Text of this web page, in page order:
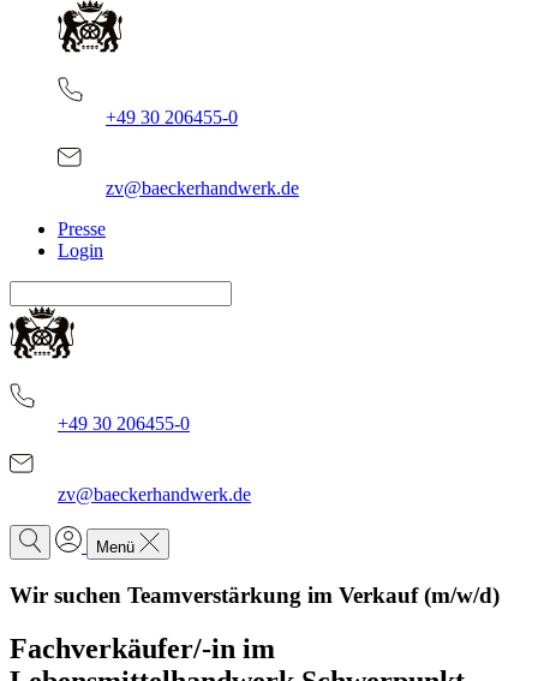
+49 30 206455-0
zv@baeckerhandwerk.de
Presse
Login
+49 30 206455-0
zv@baeckerhandwerk.de
Menü
Wir suchen Teamverstärkung im Verkauf (m/w/d)
Fachverkäufer/-in im